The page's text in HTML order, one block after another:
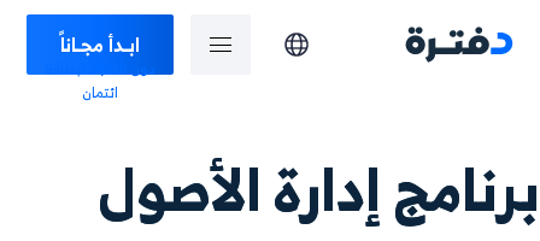
ابـدأ مجـاناً
دون الحاجة لبطاقة
ائتمان
برنامج إدارة الأصول